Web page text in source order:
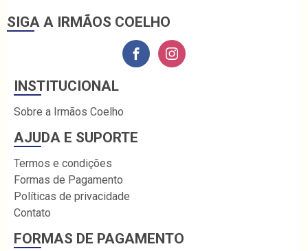
SIGA A IRMÃOS COELHO
INSTITUCIONAL
Sobre a Irmãos Coelho
AJUDA E SUPORTE
Termos e condições
Formas de Pagamento
Políticas de privacidade
Contato
FORMAS DE PAGAMENTO